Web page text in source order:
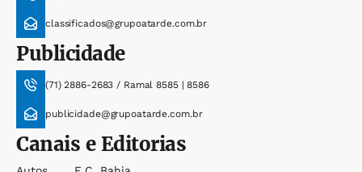
classificados@grupoatarde.com.br
Publicidade
(71) 2886-2683 / Ramal 8585 | 8586
publicidade@grupoatarde.com.br
Canais e Editorias